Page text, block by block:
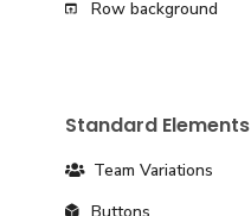
Row background
Standard Elements
Team Variations